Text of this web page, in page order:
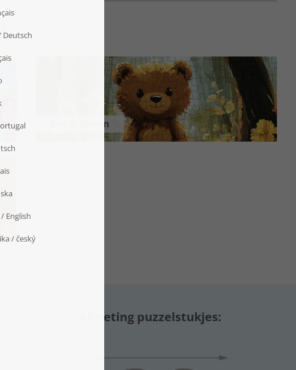
Bos & dieren
Afmeting puzzelstukjes: